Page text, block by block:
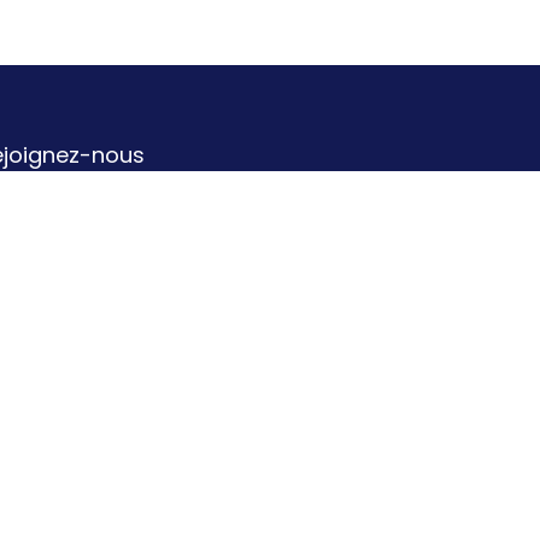
nous